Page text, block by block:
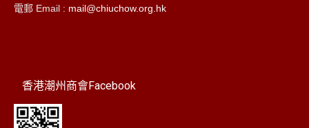
電郵 Email : mail@chiuchow.org.hk
香港潮州商會Facebook